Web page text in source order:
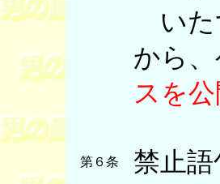
いた
から
スを公
第６条
禁止